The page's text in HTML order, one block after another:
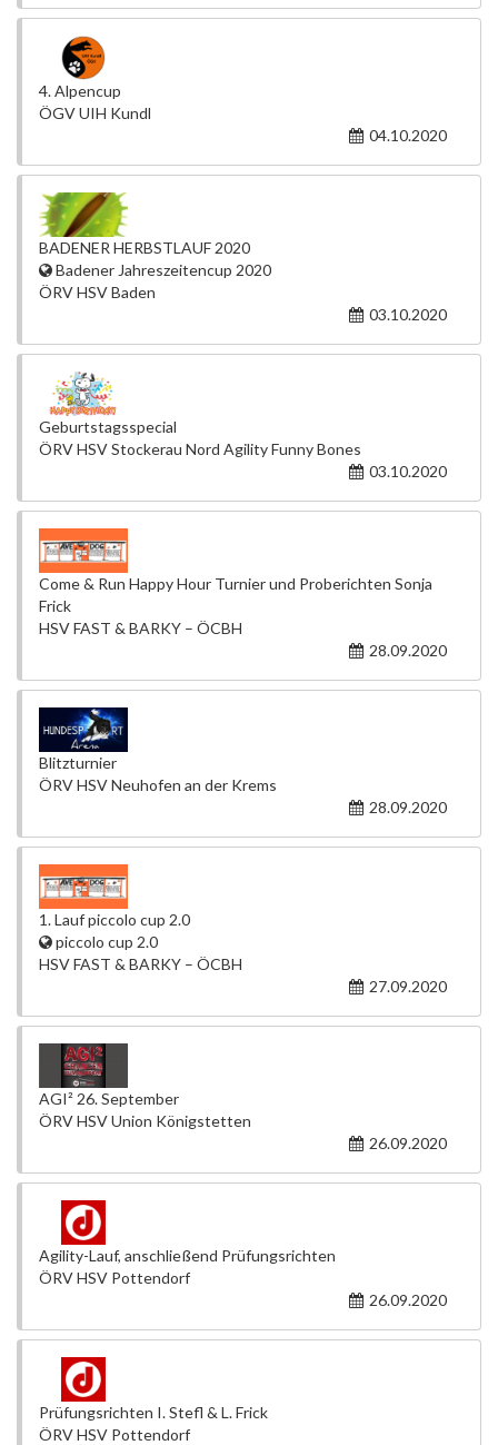
4. Alpencup
ÖGV UIH Kundl
04.10.2020
BADENER HERBSTLAUF 2020
Badener Jahreszeitencup 2020
ÖRV HSV Baden
03.10.2020
Geburtstagsspecial
ÖRV HSV Stockerau Nord Agility Funny Bones
03.10.2020
Come & Run Happy Hour Turnier und Proberichten Sonja
Frick
HSV FAST & BARKY – ÖCBH
28.09.2020
Blitzturnier
ÖRV HSV Neuhofen an der Krems
28.09.2020
1. Lauf piccolo cup 2.0
piccolo cup 2.0
HSV FAST & BARKY – ÖCBH
27.09.2020
AGI² 26. September
ÖRV HSV Union Königstetten
26.09.2020
Agility-Lauf, anschließend Prüfungsrichten
ÖRV HSV Pottendorf
26.09.2020
Prüfungsrichten I. Stefl & L. Frick
ÖRV HSV Pottendorf